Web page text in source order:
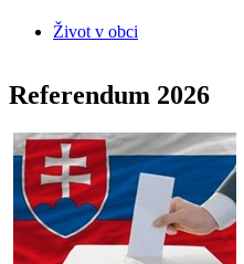
Život v obci
Referendum 2026